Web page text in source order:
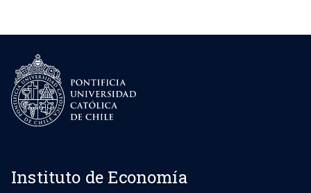
Instituto de Economía